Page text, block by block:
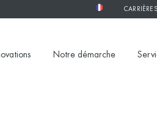
CARRIÈRES
Notre démarche